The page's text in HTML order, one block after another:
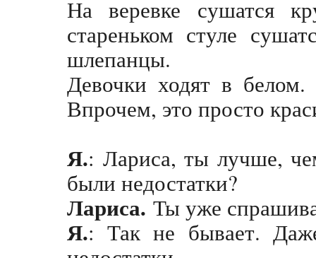
На веревке сушатся
стареньком стуле
шлепанцы.
Девочки ходят в белом.
Впрочем, это просто
Я.: Лариса, ты лучше,
были недостатки?
Лариса. Ты уже
Я.: Так не бывает.